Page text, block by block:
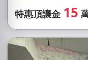
特惠頂讓金 15